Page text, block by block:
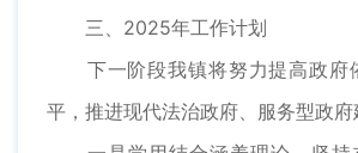
三、2025年工作计划
下一阶段我镇将努力提高政府
平，推进现代法治政府、服务型政府